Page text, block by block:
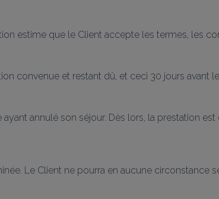
estime que le Client accepte les termes, les
convenue et restant dû, et ceci 30 jours avant
annulé son séjour. Dès lors, la prestation
Le Client ne pourra en aucune circonstance